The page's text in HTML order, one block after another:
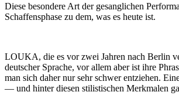
Diese besondere Art der gesanglichen
Schaffensphase zu dem, was es heute ist.
LOUKA, die es vor zwei Jahren nach Berlin
deutscher Sprache, vor allem aber ist ihre
man sich daher nur sehr schwer entziehen.
— und hinter diesen stilistischen Merkmalen